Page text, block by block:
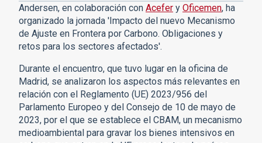
Andersen, en colaboración con Acefer y Oficemen, ha
organizado la jornada 'Impacto del nuevo Mecanismo
de Ajuste en Frontera por Carbono. Obligaciones y
retos para los sectores afectados'.
Durante el encuentro, que tuvo lugar en la oficina de
Madrid, se analizaron los aspectos más relevantes en
relación con el Reglamento (UE) 2023/956 del
Parlamento Europeo y del Consejo de 10 de mayo de
2023, por el que se establece el CBAM, un mecanismo
medioambiental para gravar los bienes intensivos en